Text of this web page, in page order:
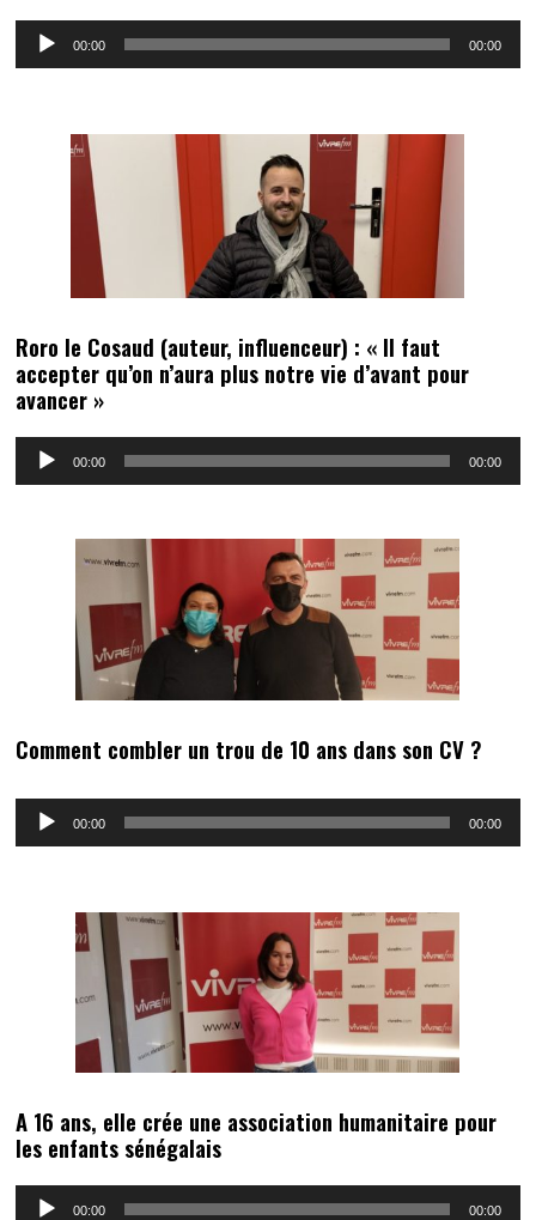
Lecteur
00:00 00:00
Roro le Cosaud (auteur, influenceur) : « Il faut
accepter qu’on n’aura plus notre vie d’avant pour
avancer »
Lecteur
00:00 00:00
Comment combler un trou de 10 ans dans son CV ?
Lecteur
audio
00:00 00:00
A 16 ans, elle crée une association humanitaire pour
les enfants sénégalais
Lecteur
00:00 00:00